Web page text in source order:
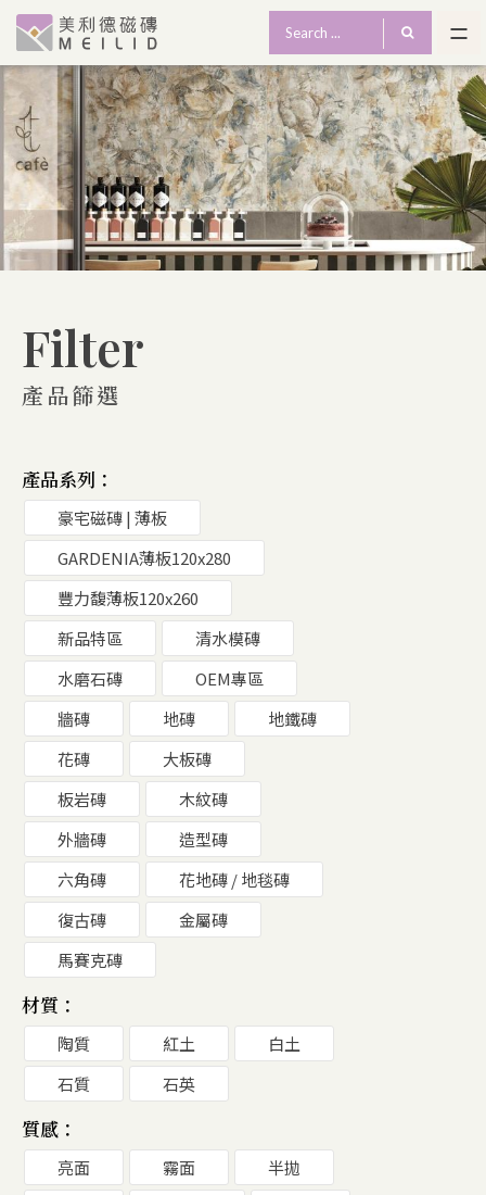
Filter
產品篩選
產品系列：
豪宅磁磚 | 薄板
GARDENIA薄板120x280
豐力馥薄板120x260
新品特區
清水模磚
水磨石磚
OEM專區
牆磚
地磚
地鐵磚
花磚
大板磚
板岩磚
木紋磚
外牆磚
造型磚
六角磚
花地磚 / 地毯磚
復古磚
金屬磚
馬賽克磚
材質：
陶質 紅土
白土
石質
石英
質感：
亮面 霧面
半拋